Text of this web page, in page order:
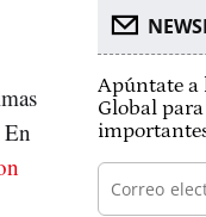
Apúntate a
Global